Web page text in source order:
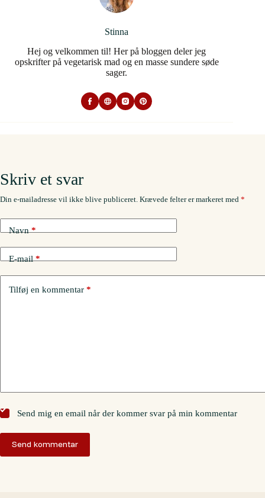
Stinna
Hej og velkommen til! Her på bloggen deler jeg
opskrifter på vegetarisk mad og en masse sundere søde
sager.
Skriv et svar
Din e-mailadresse vil ikke blive publiceret. Krævede felter er markeret med *
Navn*
E-mail*
Tilføj en kommentar *
Send mig en email når der kommer svar på min kommentar
Send kommentar